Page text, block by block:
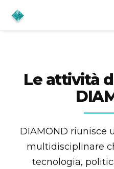
Le attività
DIAMOND riunisce
multidisciplinare
tecnologia,